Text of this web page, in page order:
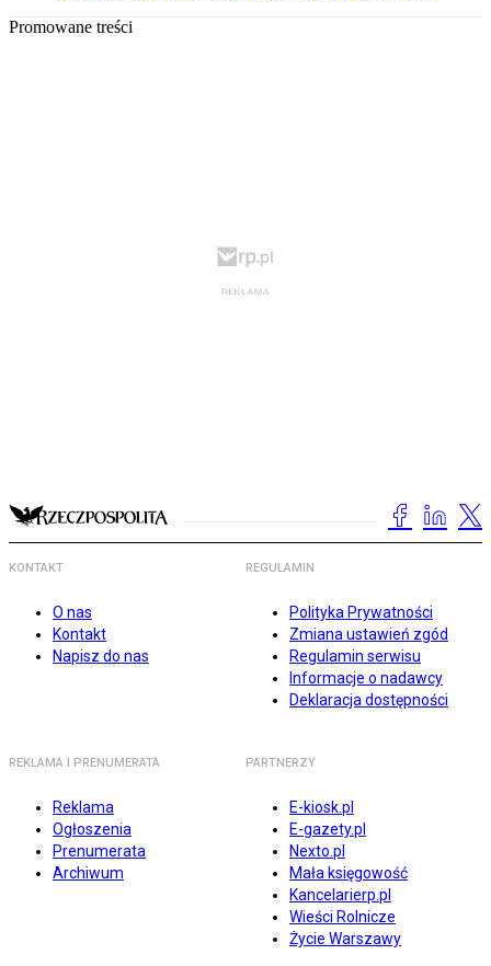
Promowane treści
KONTAKT
O nas
Kontakt
Napisz do nas
REGULAMIN
Polityka Prywatności
Zmiana ustawień zgód
Regulamin serwisu
Informacje o nadawcy
Deklaracja dostępności
REKLAMA I PRENUMERATA
Reklama
Ogłoszenia
Prenumerata
Archiwum
PARTNERZY
E-kiosk.pl
E-gazety.pl
Nexto.pl
Mała księgowość
Kancelarierp.pl
Wieści Rolnicze
Życie Warszawy